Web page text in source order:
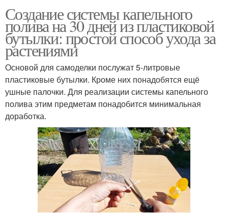
Создание системы капельного
полива на 30 дней из пластиковой
бутылки: простой способ ухода за
растениями
Основой для самоделки послужат 5-литровые
пластиковые бутылки. Кроме них понадобятся ещё
ушные палочки. Для реализации системы капельного
полива этим предметам понадобится минимальная
доработка.